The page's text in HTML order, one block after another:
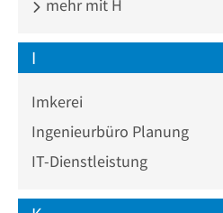
mehr mit H
I
Imkerei
Ingenieurbüro Planung
IT-Dienstleistung